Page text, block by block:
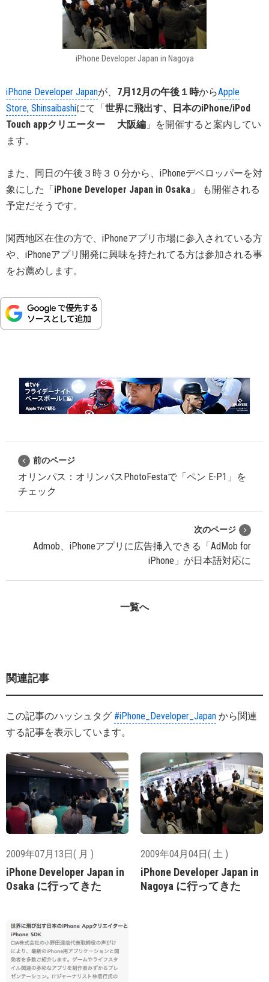
iPhone Developer Japan in Nagoya
iPhone Developer Japanが、 7月12月の午後１時からApple
Store, Shinsaibashiにて「世界に飛出す、日本のiPhone/iPod
Touch appクリエーター 大阪編 」を開催すると案内してい
ます。
また、同日の午後３時３０分から、iPhoneデベロッパーを対
象にした「iPhone Developer Japan in Osaka 」 も開催される
予定だそうです。
関西地区在住の方で、iPhoneアプリ市場に参入されている方
や、iPhoneアプリ開発に興味を持たれてる方は参加される事
をお薦めします。
前のページ
オリンパス：オリンパスPhotoFestaで「ペン E-P1」を
チェック
次のページ
Admob、iPhoneアプリに広告挿入できる「AdMob for
iPhone」が日本語対応に
一覧へ
関連記事
この記事のハッシュタグ #iPhone_Developer_Japan から関連
する記事を表示しています。
2009年07月13日( 月 )
iPhone Developer Japan in
Osaka に行ってきた
2009年04月04日( 土 )
iPhone Developer Japan in
Nagoya に行ってきた